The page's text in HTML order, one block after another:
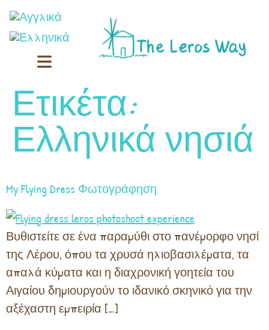
Ετικέτα:
Ελληνικά νησιά
My Flying Dress Φωτογράφηση
Βυθιστείτε σε ένα παραμύθι στο πανέμορφο νησί
της Λέρου, όπου τα χρυσά ηλιοβασιλέματα, τα
απαλά κύματα και η διαχρονική γοητεία του
Αιγαίου δημιουργούν το ιδανικό σκηνικό για την
αξέχαστη εμπειρία […]